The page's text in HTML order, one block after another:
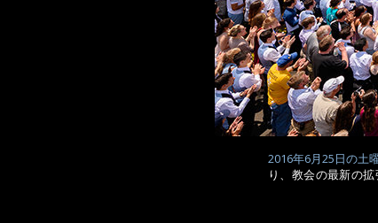
2016年6月25日の土
り、教会の最新の